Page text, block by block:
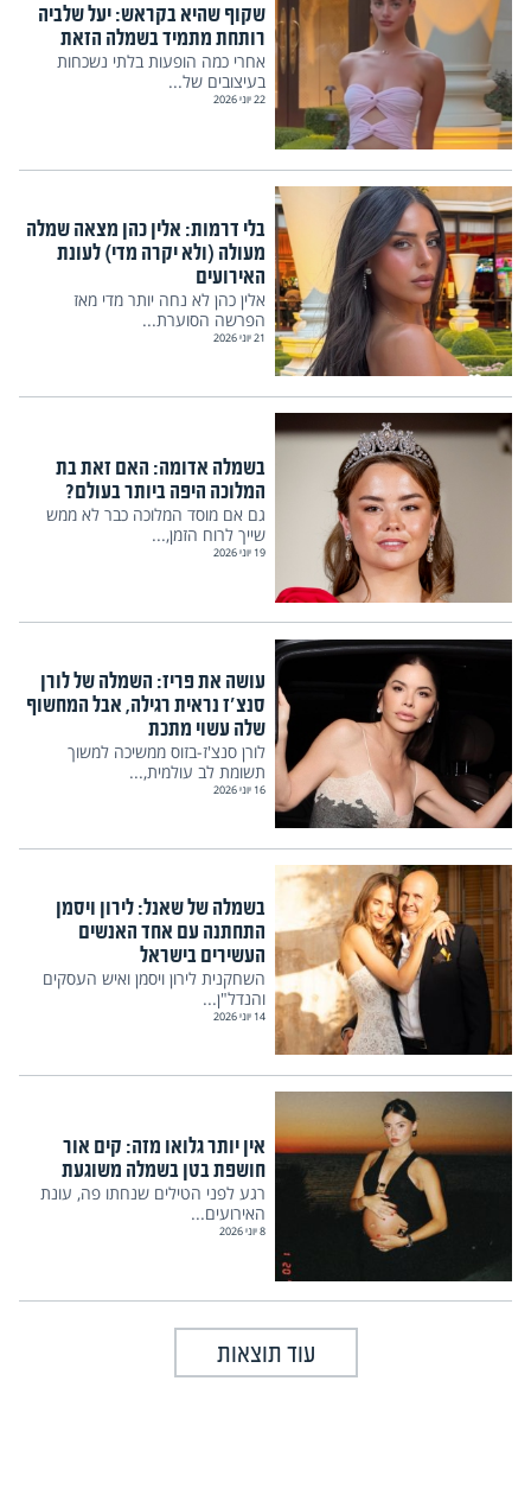
שקוף שהיא בקראש: יעל שלביה
רותחת מתמיד בשמלה הזאת
אחרי כמה הופעות בלתי נשכחות
בעיצובים של...
22 יוני 2026
בלי דרמות: אלין כהן מצאה שמלה
מעולה (ולא יקרה מדי) לעונת
האירועים
אלין כהן לא נחה יותר מדי מאז
הפרשה הסוערת...
21 יוני 2026
בשמלה אדומה: האם זאת בת
המלוכה היפה ביותר בעולם?
גם אם מוסד המלוכה כבר לא ממש
שייך לרוח הזמן,...
19 יוני 2026
עושה את פריז: השמלה של לורן
סנצ'ז נראית רגילה, אבל המחשוף
שלה עשוי מתכת
לורן סנצ'ז-בזוס ממשיכה למשוך
תשומת לב עולמית,...
16 יוני 2026
בשמלה של שאנל: לירון ויסמן
התחתנה עם אחד האנשים
העשירים בישראל
השחקנית לירון ויסמן ואיש העסקים
והנדל"ן...
14 יוני 2026
אין יותר גלואו מזה: קים אור
חושפת בטן בשמלה משוגעת
רגע לפני הטילים שנחתו פה, עונת
האירועים...
8 יוני 2026
עוד תוצאות